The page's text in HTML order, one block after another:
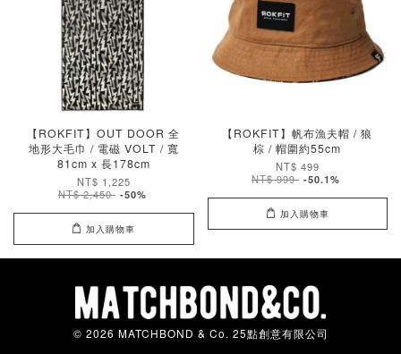
【ROKFIT】OUT DOOR 全
地形大毛巾 / 電磁 VOLT / 寬
81cm x 長178cm
NT$ 1,225
NT$ 2,450 -50%
加入購物車
【ROKFIT】帆布漁夫帽 / 狼
棕 / 帽圍約55cm
NT$ 499
NT$ 999 -50.1%
加入購物車
© 2026 MATCHBOND & Co. 25點創意有限公司